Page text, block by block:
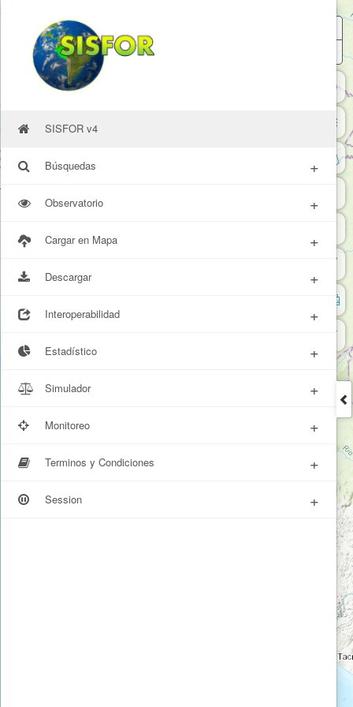
SISFOR v4
Búsquedas +
Observatorio +
Cargar en Mapa +
Descargar +
Interoperabilidad +
Estadístico +
Simulador +
Monitoreo +
Terminos y Condiciones +
Session +
In